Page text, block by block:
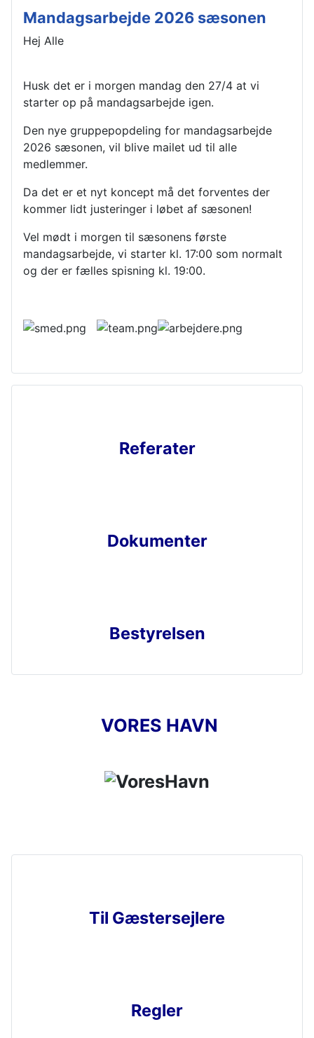
Mandagsarbejde 2026 sæsonen
Hej Alle
Husk det er i morgen mandag den 27/4 at vi
starter op på mandagsarbejde igen.
Den nye gruppepopdeling for mandagsarbejde
2026 sæsonen, vil blive mailet ud til alle
medlemmer.
Da det er et nyt koncept må det forventes der
kommer lidt justeringer i løbet af sæsonen!
Vel mødt i morgen til sæsonens første
mandagsarbejde, vi starter kl. 17:00 som normalt
og der er fælles spisning kl. 19:00.
Referater
Dokumenter
Bestyrelsen
VORES HAVN
Til Gæstersejlere
Regler